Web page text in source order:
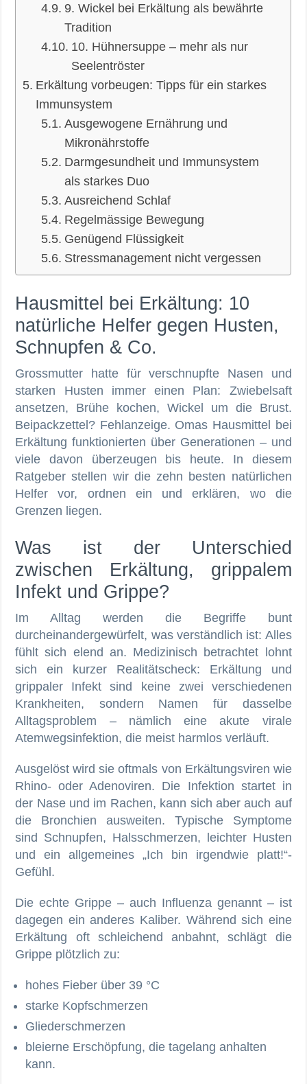
9. Wickel bei Erkältung als bewährte
Tradition
10. Hühnersuppe – mehr als nur
Seelentröster
Erkältung vorbeugen: Tipps für ein starkes
Immunsystem
Ausgewogene Ernährung und
Mikronährstoffe
Darmgesundheit und Immunsystem
als starkes Duo
Ausreichend Schlaf
Regelmässige Bewegung
Genügend Flüssigkeit
Stressmanagement nicht vergessen
Hausmittel bei Erkältung: 10
natürliche Helfer gegen Husten,
Schnupfen & Co.
Grossmutter hatte für verschnupfte Nasen und
starken Husten immer einen Plan: Zwiebelsaft
ansetzen, Brühe kochen, Wickel um die Brust.
Beipackzettel? Fehlanzeige. Omas Hausmittel bei
Erkältung funktionierten über Generationen – und
viele davon überzeugen bis heute. In diesem
Ratgeber stellen wir die zehn besten natürlichen
Helfer vor, ordnen ein und erklären, wo die
Grenzen liegen.
Was ist der Unterschied
zwischen Erkältung, grippalem
Infekt und Grippe?
Im Alltag werden die Begriffe bunt
durcheinandergewürfelt, was verständlich ist: Alles
fühlt sich elend an. Medizinisch betrachtet lohnt
sich ein kurzer Realitätscheck: Erkältung und
grippaler Infekt sind keine zwei verschiedenen
Krankheiten, sondern Namen für dasselbe
Alltagsproblem – nämlich eine akute virale
Atemwegsinfektion, die meist harmlos verläuft.
Ausgelöst wird sie oftmals von Erkältungsviren wie
Rhino- oder Adenoviren. Die Infektion startet in
der Nase und im Rachen, kann sich aber auch auf
die Bronchien ausweiten. Typische Symptome
sind Schnupfen, Halsschmerzen, leichter Husten
und ein allgemeines „Ich bin irgendwie platt!“-
Gefühl.
Die echte Grippe – auch Influenza genannt – ist
dagegen ein anderes Kaliber. Während sich eine
Erkältung oft schleichend anbahnt, schlägt die
Grippe plötzlich zu:
hohes Fieber über 39 °C
starke Kopfschmerzen
Gliederschmerzen
bleierne Erschöpfung, die tagelang anhalten
kann.